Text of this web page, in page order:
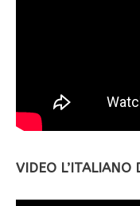
VIDEO L’ITALIANO